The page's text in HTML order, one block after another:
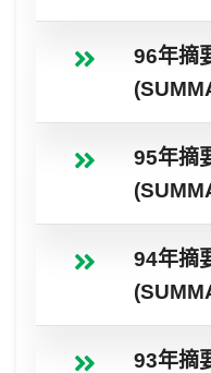
96年摘
95年摘
94年摘
93年摘